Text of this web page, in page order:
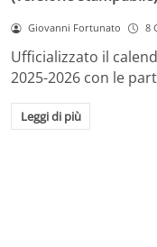
Giovanni Fortunato 8
Ufficializzato il
2025-2026 con le
Leggi di più